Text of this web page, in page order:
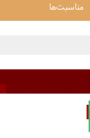
مناسبت‌ها